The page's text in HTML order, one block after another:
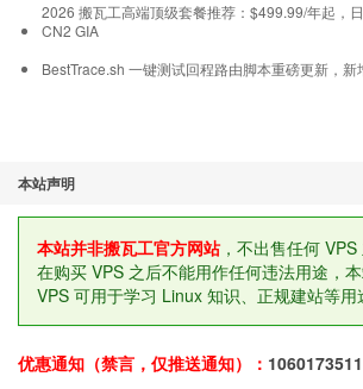
2026 搬瓦工高端顶级套餐推荐：$499.99/年起，
CN2 GIA
BestTrace.sh 一键测试回程路由脚本重磅更新，
本站声明
本站并非搬瓦工官方网站，不出售任何
在购买 VPS 之后不能用作任何违法用途，
VPS 可用于学习 Linux 知识、正规建站等用
优惠通知（禁言，仅推送通知）： 1060173511